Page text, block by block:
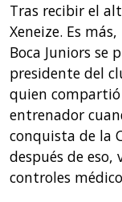
Tras recibir el
Xeneize. Es
Boca Juniors
presidente del
quien
entrenador
conquista de la
después de
controles